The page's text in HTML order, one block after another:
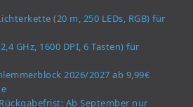
(20 m, 250 LEDs, RGB) für
GHz, 1600 DPI, 6 Tasten) für
2026/2027 ab 9,99€
Ab September nur